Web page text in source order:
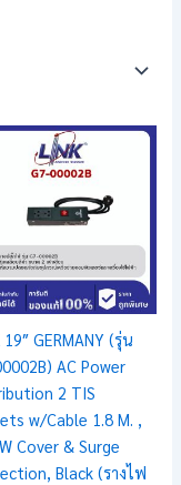
19″ GERMANY (รุ่น
AC Power
2 TIS
w/Cable 1.8 M. ,
Cover & Surge
Black (รางไฟ